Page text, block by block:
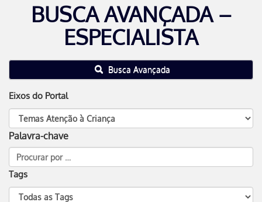
BUSCA AVANÇADA –
ESPECIALISTA
Busca Avançada
Eixos do Portal
Palavra-chave
Tags